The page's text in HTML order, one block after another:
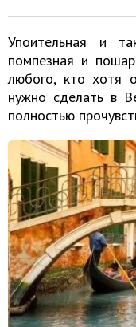
Упоительная и
помпезная и
любого, кто хотя
нужно сделать в
полностью